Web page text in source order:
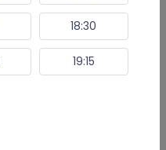
18:30
19:15